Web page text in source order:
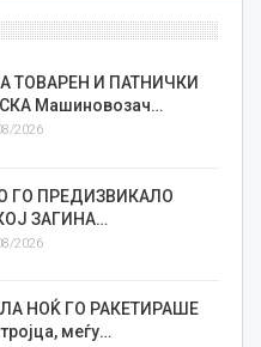
ТОВАРЕН И ПАТНИЧКИ
Машиновозач…
2026
ГО ПРЕДИЗВИКАЛО
ЗАГИНА…
2026
НОЌ ГО РАКЕТИРАШЕ
меѓу…